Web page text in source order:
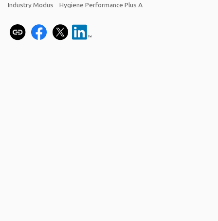
Industry Modus Hygiene Performance Plus A